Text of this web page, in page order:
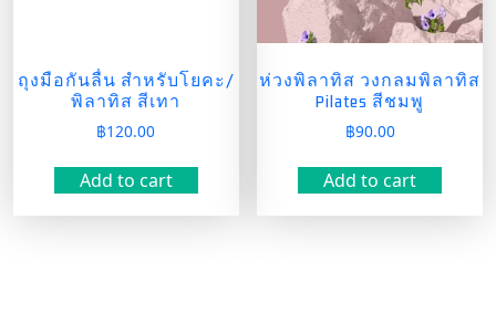
ถุงมือกันลื่น สำหรับโยคะ/
พิลาทิส สีเทา
฿120.00
Add to cart
ห่วงพิลาทิส วงกลมพิลาทิส
Pilates สีชมพู
฿90.00
Add to cart